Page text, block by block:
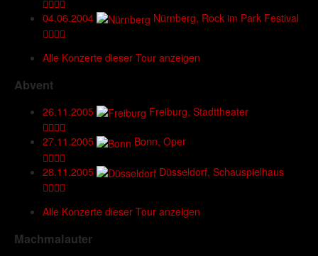
04.06.2004 Nürnberg, Rock im Park Festival
Alle Konzerte dieser Tour anzeigen
Abvent
26.11.2005 Freiburg, Stadttheater
27.11.2005 Bonn, Oper
28.11.2005 Düsseldorf, Schauspielhaus
Alle Konzerte dieser Tour anzeigen
Machmalauter